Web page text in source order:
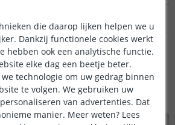
dimmen,
wel.
die daarop lijken helpen we u
Dankzij functionele cookies werkt
hebben ook een analytische functie.
elke dag een beetje beter.
technologie om uw gedrag binnen
te volgen. We gebruiken uw
van advertenties. Dat
manier. Meer weten? Lees